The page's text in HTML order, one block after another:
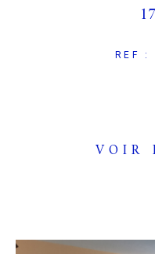
REF
VOIR